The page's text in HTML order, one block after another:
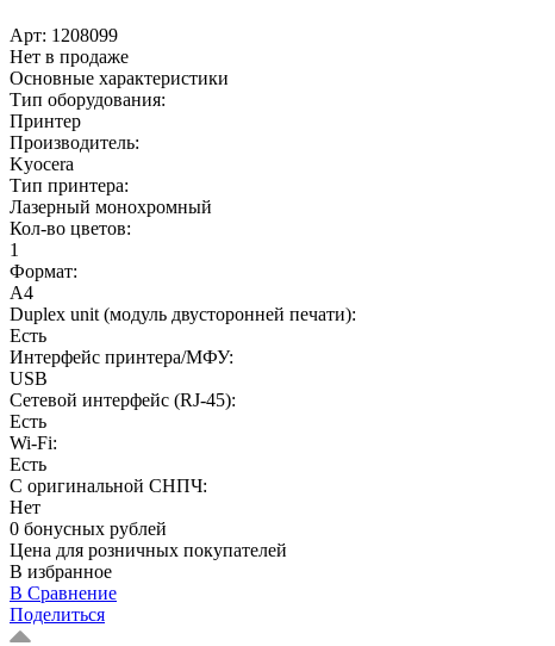
Арт: 1208099
Нет в продаже
Основные характеристики
Тип оборудования:
Принтер
Производитель:
Kyocera
Тип принтера:
Лазерный монохромный
Кол-во цветов:
1
Формат:
A4
Duplex unit (модуль двусторонней печати):
Есть
Интерфейс принтера/МФУ:
USB
Сетевой интерфейс (RJ-45):
Есть
Wi-Fi:
Есть
С оригинальной СНПЧ:
Нет
0 бонусных рублей
Цена для розничных покупателей
В избранное
В Сравнение
Поделиться